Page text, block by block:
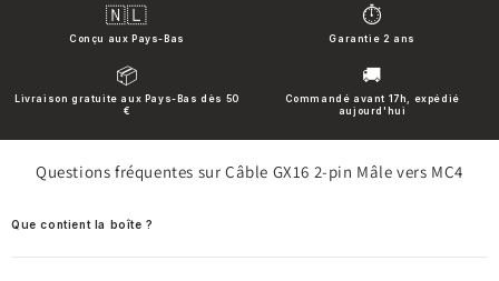
🇳🇱
Conçu aux Pays-Bas
⏱
Garantie 2 ans
📦
Livraison gratuite aux Pays-Bas dès 50
€
🚚
Commandé avant 17h, expédié
aujourd'hui
Questions fréquentes sur Câble GX16 2-pin Mâle vers MC4
Que contient la boîte ?